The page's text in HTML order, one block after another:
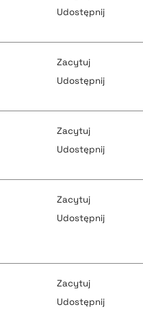
pobierz cytat
pobierz cytat
pobierz cytat
Udostępnij
pobierz cytat
pobierz cytat
Zacytuj
Udostępnij
pobierz cytat
pobierz cytat
Zacytuj
Udostępnij
pobierz cytat
Zacytuj
Udostępnij
Zacytuj
Udostępnij